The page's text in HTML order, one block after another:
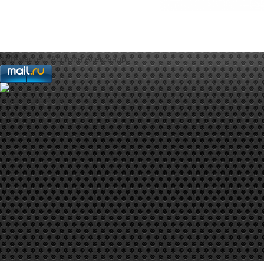
web-мастер:Аблизин Александр